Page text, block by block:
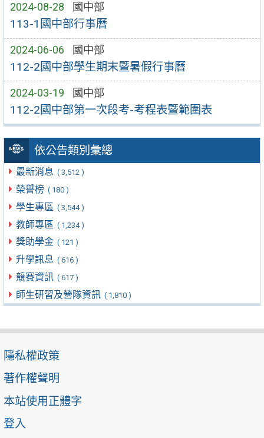
2024-08-28 國中部
113-1國中部行事曆
2024-06-06 國中部
112-2國中部學生期末暨暑假行事曆
2024-03-19 國中部
112-2國中部第一次段考-考程表暨範圍表
依公告類別彙總
最新消息 ( 3,512 )
榮譽榜 ( 180 )
學生專區 ( 3,544 )
教師專區 ( 1,234 )
獎助學金 ( 121 )
升學訊息 ( 616 )
競賽資訊 ( 617 )
師生研習及營隊資訊 ( 1,810 )
隱私權政策
著作權聲明
本站使用正體字
登入